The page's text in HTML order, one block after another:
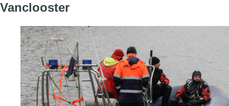
Vanclooster